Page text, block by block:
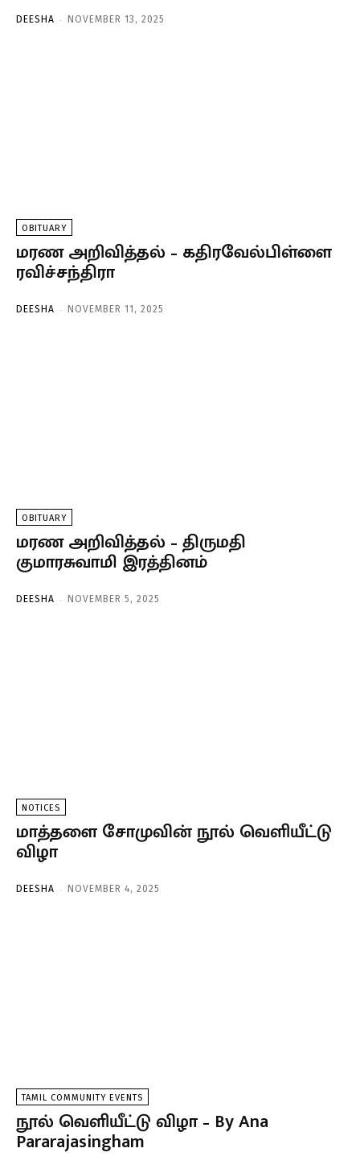
DEESHA - NOVEMBER 13, 2025
OBITUARY
மரண அறிவித்தல் – கதிரவேல்பிள்ளை
ரவிச்சந்திரா
DEESHA - NOVEMBER 11, 2025
OBITUARY
மரண அறிவித்தல் – திருமதி
குமாரசுவாமி இரத்தினம்
DEESHA - NOVEMBER 5, 2025
NOTICES
மாத்தளை சோமுவின் நூல் வெளியீட்டு
விழா
DEESHA - NOVEMBER 4, 2025
TAMIL COMMUNITY EVENTS
நூல் வெளியீட்டு விழா – By Ana
Pararajasingham